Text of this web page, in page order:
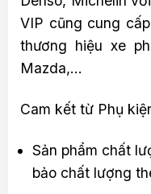
VIP cũng cung
thương hiệu xe
Mazda,…
Cam kết từ Phụ
Sản phẩm chất
bảo chất lượng